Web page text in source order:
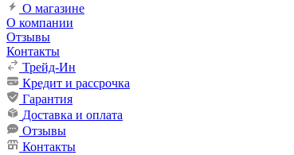
О магазине
О компании
Отзывы
Контакты
Трейд-Ин
Кредит и рассрочка
Гарантия
Доставка и оплата
Отзывы
Контакты